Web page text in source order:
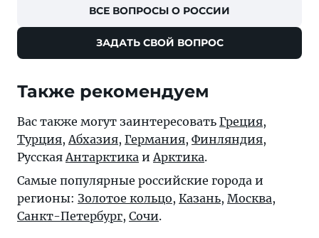
ВСЕ ВОПРОСЫ О РОССИИ
ЗАДАТЬ СВОЙ ВОПРОС
Также рекомендуем
Вас также могут заинтересовать Греция,
Турция, Абхазия, Германия, Финляндия,
Русская Антарктика и Арктика.
Самые популярные российские города и
регионы: Золотое кольцо, Казань, Москва,
Санкт-Петербург, Сочи.